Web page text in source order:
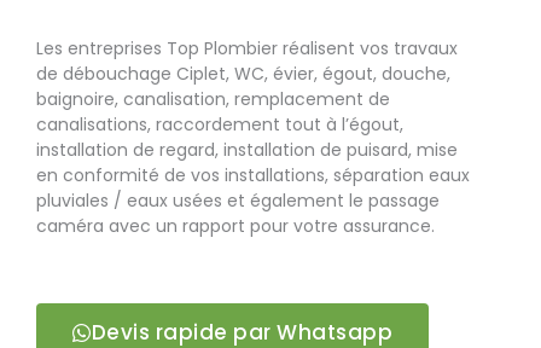
Les entreprises Top Plombier réalisent vos travaux
de débouchage Ciplet, WC, évier, égout, douche,
baignoire, canalisation, remplacement de
canalisations, raccordement tout à l’égout,
installation de regard, installation de puisard, mise
en conformité de vos installations, séparation eaux
pluviales / eaux usées et également le passage
caméra avec un rapport pour votre assurance.
Devis rapide par Whatsapp